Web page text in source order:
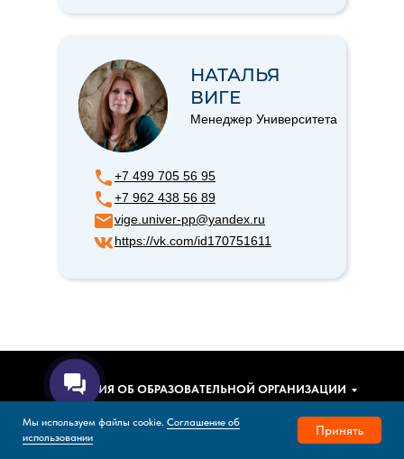
+7 499 705 56 95
+7 962 438 56 89
vige.univer-pp@yandex.ru
https://vk.com/id170751611
НАТАЛЬЯ
ВИГЕ
Менеджер Университета
СВЕДЕНИЯ ОБ ОБРАЗОВАТЕЛЬНОЙ ОРГАНИЗАЦИИ
ДЛЯ АБИТУРИЕНТОВ
Мы используем файлы cookie. Соглашение об
использовании
Принять